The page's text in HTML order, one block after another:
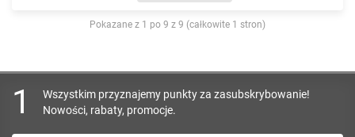
Pokazane z 1 po 9 z 9 (całkowite 1 stron)
1
Wszystkim przyznajemy punkty za zasubskrybowanie!
Nowości, rabaty, promocje.